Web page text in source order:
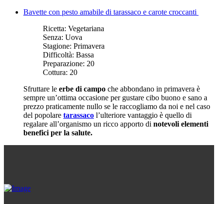
Bavette con pesto amabile di tarassaco e carote croccanti
Ricetta: Vegetariana
Senza: Uova
Stagione: Primavera
Difficoltà: Bassa
Preparazione: 20
Cottura: 20
Sfruttare le erbe di campo che abbondano in primavera è
sempre un’ottima occasione per gustare cibo buono e sano a
prezzo praticamente nullo se le raccogliamo da noi e nel caso
del popolare tarassaco l’ulteriore vantaggio è quello di
regalare all’organismo un ricco apporto di notevoli elementi
benefici per la salute.